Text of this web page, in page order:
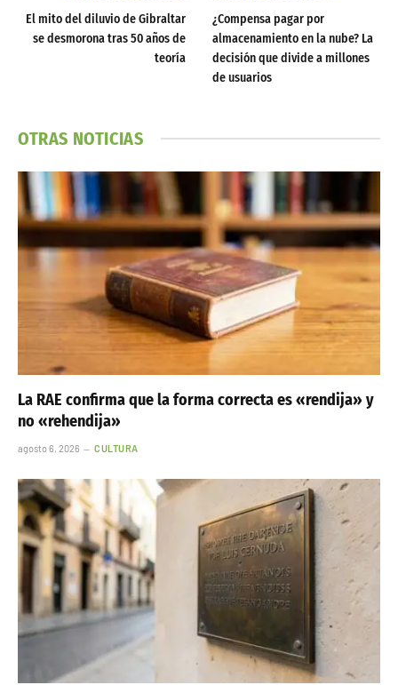
El mito del diluvio de Gibraltar
se desmorona tras 50 años de
teoría
¿Compensa pagar por
almacenamiento en la nube? La
decisión que divide a millones
de usuarios
OTRAS NOTICIAS
La RAE confirma que la forma correcta es «rendija» y
no «rehendija»
agosto 6, 2026 CULTURA